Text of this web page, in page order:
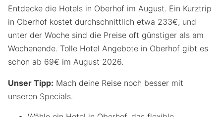
Entdecke die Hotels in Oberhof im August. Ein Kurztrip
in Oberhof kostet durchschnittlich etwa 233€, und
unter der Woche sind die Preise oft günstiger als am
Wochenende. Tolle Hotel Angebote in Oberhof gibt es
schon ab 69€ im August 2026.
Unser Tipp: Mach deine Reise noch besser mit
unseren Specials.